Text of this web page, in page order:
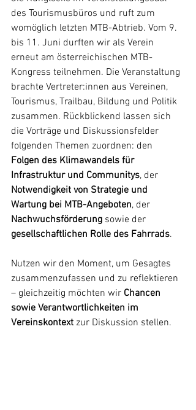
des Tourismusbüros und ruft zum
womöglich letzten MTB-Abtrieb. Vom 9.
bis 11. Juni durften wir als Verein
erneut am österreichischen MTB-
Kongress teilnehmen. Die Veranstaltung
brachte Vertreter:innen aus Vereinen,
Tourismus, Trailbau, Bildung und Politik
zusammen. Rückblickend lassen sich
die Vorträge und Diskussionsfelder
folgenden Themen zuordnen: den
Folgen des Klimawandels für
Infrastruktur und Communitys, der
Notwendigkeit von Strategie und
Wartung bei MTB-Angeboten, der
Nachwuchsförderung sowie der
gesellschaftlichen Rolle des Fahrrads.
Nutzen wir den Moment, um Gesagtes
zusammenzufassen und zu reflektieren
– gleichzeitig möchten wir Chancen
sowie Verantwortlichkeiten im
Vereinskontext zur Diskussion stellen.